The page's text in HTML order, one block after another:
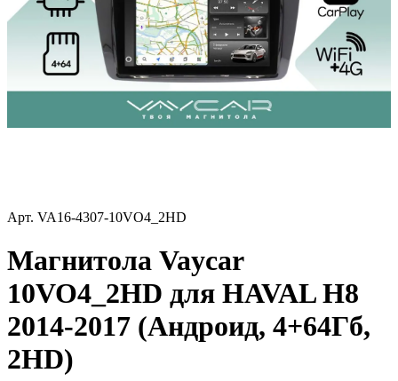
Арт. VA16-4307-10VO4_2HD
Магнитола Vaycar
10VO4_2HD для HAVAL H8
2014-2017 (Андроид, 4+64Гб,
2HD)